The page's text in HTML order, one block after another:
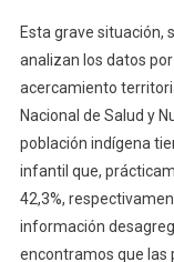
Esta grave situación,
analizan los datos
acercamiento
Nacional de Salud y
población indígena
infantil que,
42,3%,
información
encontramos que las